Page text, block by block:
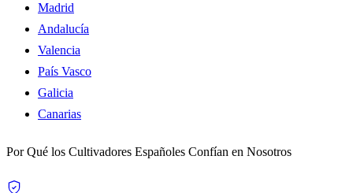
Madrid
Andalucía
Valencia
País Vasco
Galicia
Canarias
Por Qué los Cultivadores Españoles Confían en Nosotros